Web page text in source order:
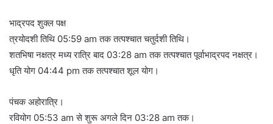
भाद्रपद शुक्ल पक्ष
त्रयोदशी तिथि 05:59 am तक तत्पश्चात चतुर्दशी तिथि।
शतभिषा नक्षत्र मध्य रात्रि बाद 03:28 am तक तत्पश्चात पूर्वाभाद्रपद नक्षत्र।
धृति योग 04:44 pm तक तत्पश्चात शूल योग।
पंचक अहोरात्रि।
रवियोग 05:53 am से शुरू अगले दिन 03:28 am तक।